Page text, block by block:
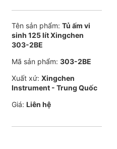
Tên sản phẩm: Tủ ấm vi
sinh 125 lít Xingchen
303-2BE
Mã sản phẩm: 303-2BE
Xuất xứ: Xingchen
Instrument - Trung Quốc
Giá: Liên hệ